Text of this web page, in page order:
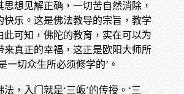
思想见解正确，一切苦自然消除，
快乐。这是佛法教导的宗旨，教学
此可知，佛陀的教育，实在可以为
来真正的幸福，这正是欧阳大师所
一切众生所必须修学的’。
法，入门就是‘三皈’的传授。‘三